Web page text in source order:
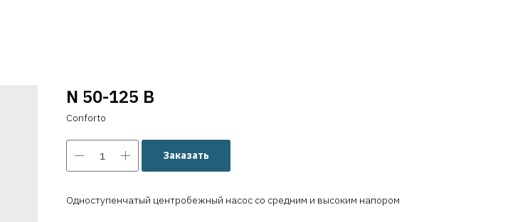
N 50-125 B
Conforto
Заказать
Одноступенчатый центробежный насос со средним и высоким напором